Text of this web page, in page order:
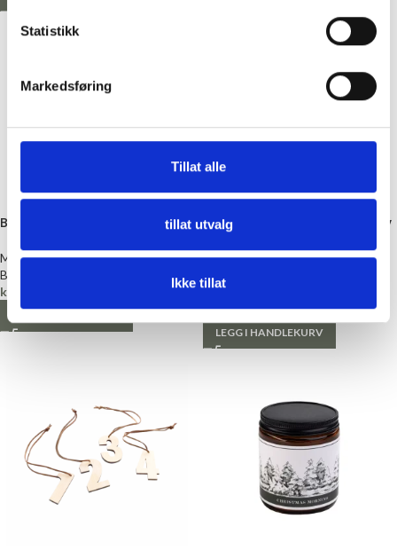
Statistikk
Markedsføring
Tillat alle
tillat utvalg
Ikke tillat
Blafre Matboks, Oter
Matboks
Blafre
kr
Lyslykt LED, God Jul, Sort/sølv
Vaser og lysestaker
BørsCompagniet
kr159,00
LEGG I HANDLEKURV